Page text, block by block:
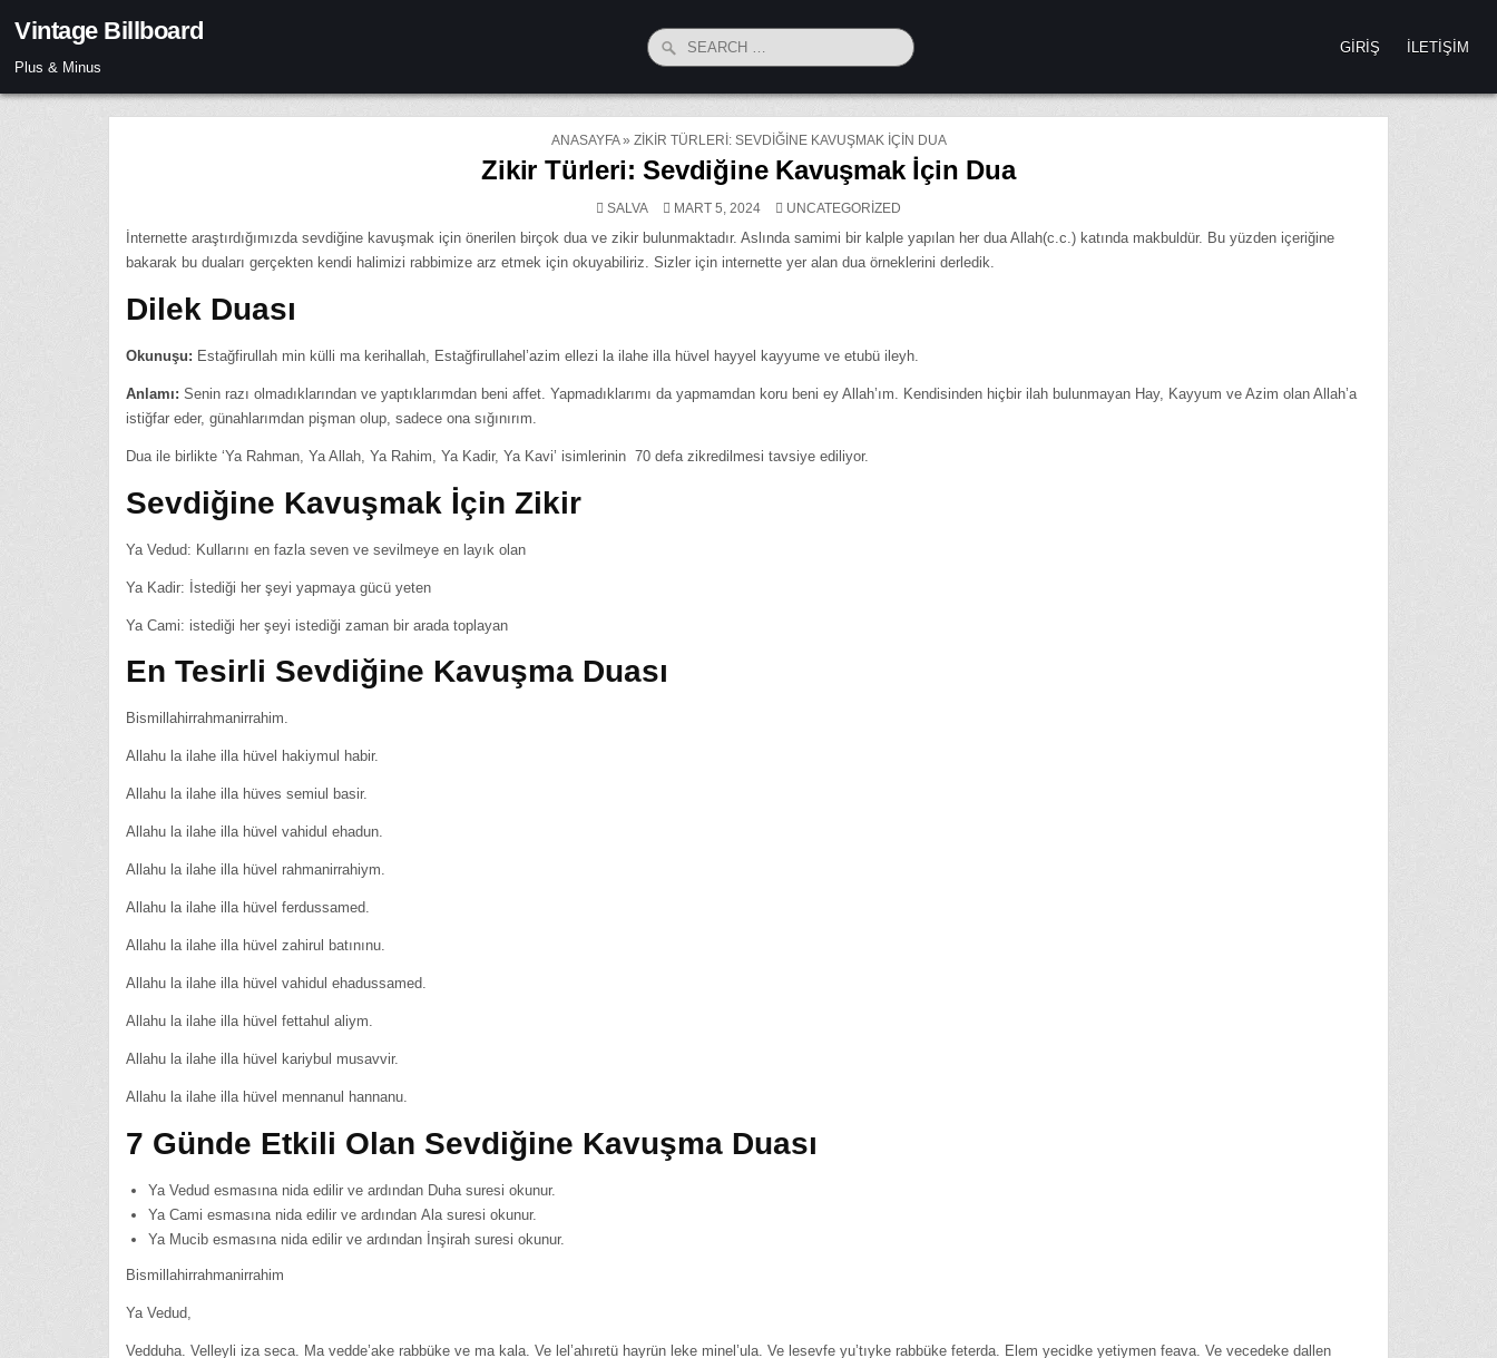
Vintage Billboard
Plus & Minus
Search
for:
GIRIŞ İLETIŞIM
ANASAYFA» ZIKIR TÜRLERI: SEVDIĞINE KAVUŞMAK İÇIN DUA
Zikir Türleri: Sevdiğine Kavuşmak İçin Dua
SALVA MART 5, 2024
POSTED
UNCATEGORIZED
İnternette araştırdığımızda sevdiğine kavuşmak için önerilen birçok dua ve zikir bulunmaktadır. Aslında samimi bir kalple yapılan her dua Allah(c.c.) katında makbuldür. Bu yüzden içeriğine
bakarak bu duaları gerçekten kendi halimizi rabbimize arz etmek için okuyabiliriz. Sizler için internette yer alan dua örneklerini derledik.
Dilek Duası
Okunuşu: Estağfirullah min külli ma kerihallah, Estağfirullahel’azim ellezi la ilahe illa hüvel hayyel kayyume ve etubü ileyh.
Anlamı: Senin razı olmadıklarından ve yaptıklarımdan beni affet. Yapmadıklarımı da yapmamdan koru beni ey Allah’ım. Kendisinden hiçbir ilah bulunmayan Hay, Kayyum ve Azim olan Allah’a
istiğfar eder, günahlarımdan pişman olup, sadece ona sığınırım.
Dua ile birlikte ‘Ya Rahman, Ya Allah, Ya Rahim, Ya Kadir, Ya Kavi’ isimlerinin 70 defa zikredilmesi tavsiye ediliyor.
Sevdiğine Kavuşmak İçin Zikir
Ya Vedud: Kullarını en fazla seven ve sevilmeye en layık olan
Ya Kadir: İstediği her şeyi yapmaya gücü yeten
Ya Cami: istediği her şeyi istediği zaman bir arada toplayan
En Tesirli Sevdiğine Kavuşma Duası
Bismillahirrahmanirrahim.
Allahu la ilahe illa hüvel hakiymul habir.
Allahu la ilahe illa hüves semiul basir.
Allahu la ilahe illa hüvel vahidul ehadun.
Allahu la ilahe illa hüvel rahmanirrahiym.
Allahu la ilahe illa hüvel ferdussamed.
Allahu la ilahe illa hüvel zahirul batınınu.
Allahu la ilahe illa hüvel vahidul ehadussamed.
Allahu la ilahe illa hüvel fettahul aliym.
Allahu la ilahe illa hüvel kariybul musavvir.
Allahu la ilahe illa hüvel mennanul hannanu.
7 Günde Etkili Olan Sevdiğine Kavuşma Duası
Ya Vedud esmasına nida edilir ve ardından Duha suresi okunur.
Ya Cami esmasına nida edilir ve ardından Ala suresi okunur.
Ya Mucib esmasına nida edilir ve ardından İnşirah suresi okunur.
Bismillahirrahmanirrahim
Ya Vedud,
Vedduha. Velleyli iza seca. Ma vedde’ake rabbüke ve ma kala. Ve lel’ahıretü hayrün leke minel’ula. Ve lesevfe yu’tıyke rabbüke feterda. Elem yecidke yetiymen feava. Ve vecedeke dallen